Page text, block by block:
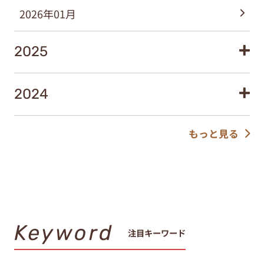
2026年01月
2025
2024
もっと見る
Keyword 注目キーワード